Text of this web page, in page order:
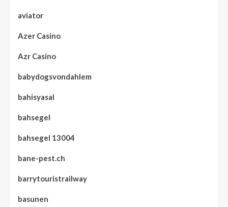
aviator
Azer Casino
Azr Casino
babydogsvondahlem
bahisyasal
bahsegel
bahsegel 13004
bane-pest.ch
barrytouristrailway
basunen